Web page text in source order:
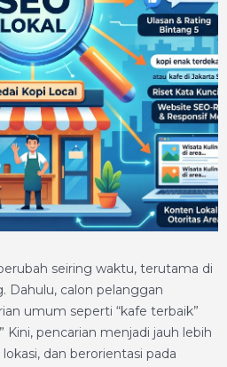
seiring waktu, terutama di
Dahulu, calon pelanggan
umum seperti “kafe terbaik”
Kini, pencarian menjadi jauh lebih
dan berorientasi pada